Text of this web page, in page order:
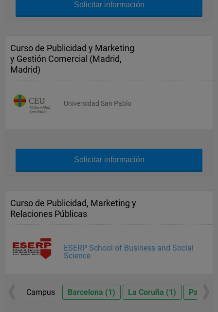
Solicitar información
Curso de Publicidad y Marketing
y Gestión Comercial (Madrid,
Madrid)
Universidad San Pablo
Solicitar información
Curso de Publicidad, Marketing y
Relaciones Públicas
ESERP School of Business and Social
Science
Campus Barcelona (1) La Coruña (1) Palma